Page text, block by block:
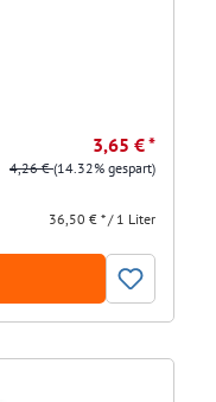
3,65 € *
4,26 €(14.32% gespart)
36,50 € * / 1 Liter